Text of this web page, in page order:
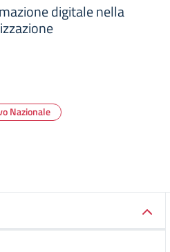
digitale nella
Nazionale